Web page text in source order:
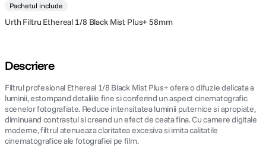
Pachetul include
Urth Filtru Ethereal 1/8 Black Mist Plus+ 58mm
Descriere
Filtrul profesional Ethereal 1/8 Black Mist Plus+ ofera o difuzie delicata a
luminii, estompand detaliile fine si conferind un aspect cinematografic
scenelor fotografiate. Reduce intensitatea luminii puternice si apropiate,
diminuand contrastul si creand un efect de ceata fina. Cu camere digitale
moderne, filtrul atenueaza claritatea excesiva si imita calitatile
cinematografice ale fotografiei pe film.